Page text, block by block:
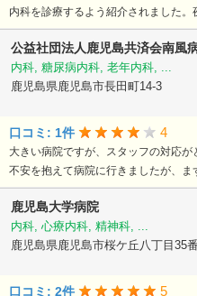
内科を診療するよう紹介されました。
公益社団法人鹿児島共済会南風
内科, 糖尿病内科, 老年内科, ...
鹿児島県鹿児島市長田町14-3
口コミ: 1件 4
大きい病院ですが、スタッフの対応
不安を抱えて病院に行きましたが、ま
鹿児島大学病院
内科, 心療内科, 精神科, ...
鹿児島県鹿児島市桜ケ丘八丁目35
口コミ: 2件 5